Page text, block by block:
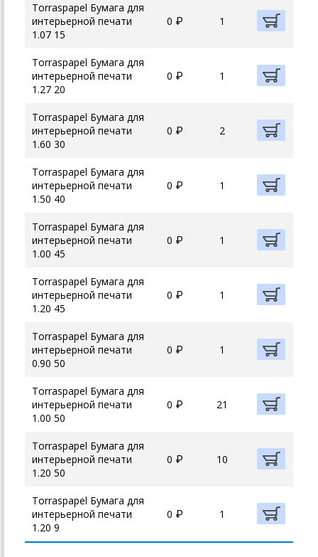
Torraspapel Бумага для
интерьерной печати
1.07 15
0 ₽ 1
Torraspapel Бумага для
интерьерной печати
1.27 20
0 ₽ 1
Torraspapel Бумага для
интерьерной печати
1.60 30
0 ₽ 2
Torraspapel Бумага для
интерьерной печати
1.50 40
0 ₽ 1
Torraspapel Бумага для
интерьерной печати
1.00 45
0 ₽ 1
Torraspapel Бумага для
интерьерной печати
1.20 45
0 ₽ 1
Torraspapel Бумага для
интерьерной печати
0.90 50
0 ₽ 1
Torraspapel Бумага для
интерьерной печати
1.00 50
0 ₽ 21
Torraspapel Бумага для
интерьерной печати
1.20 50
0 ₽ 10
Torraspapel Бумага для
интерьерной печати
1.20 9
0 ₽ 1